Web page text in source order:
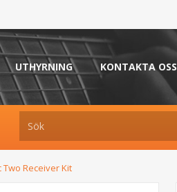
UTHYRNING KONTAKTA OSS
Receiver Kit